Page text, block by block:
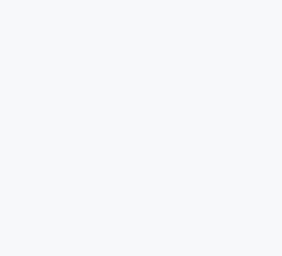
бодрящими акцентами
холодов отдайте
древесным и сладким
огромна. В нашем